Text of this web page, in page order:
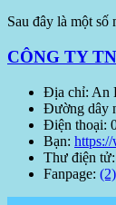
Sau đây là một
CÔNG TY
Địa chỉ: An
Đường dây
Điện thoại:
Bạn:
Thư điện
Fanpage: